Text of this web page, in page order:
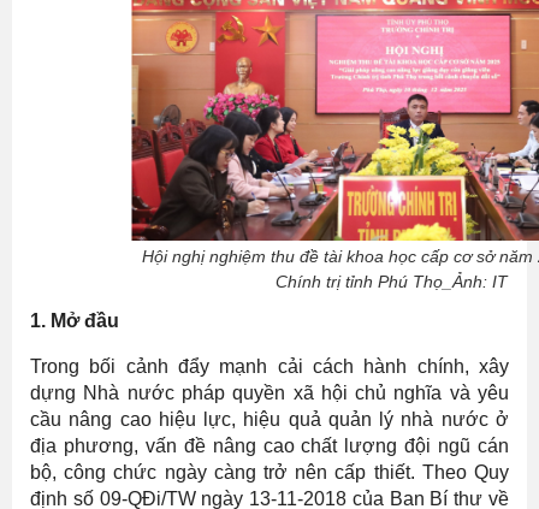
Hội nghị nghiệm thu đề tài khoa học cấp cơ sở năm
Chính trị tỉnh Phú Thọ_Ảnh: IT
1. Mở đầu
Trong bối cảnh đẩy mạnh cải cách hành chính, xây
dựng Nhà nước pháp quyền xã hội chủ nghĩa và yêu
cầu nâng cao hiệu lực, hiệu quả quản lý nhà nước ở
địa phương, vấn đề nâng cao chất lượng đội ngũ cán
bộ, công chức ngày càng trở nên cấp thiết. Theo Quy
định số 09-QĐi/TW ngày 13-11-2018 của Ban Bí thư về